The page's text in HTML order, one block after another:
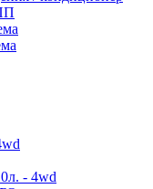
- 4wd